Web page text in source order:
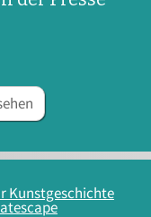
Kunstgeschichte